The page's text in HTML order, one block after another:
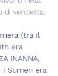
di vendetta.
(tra il
era
INANNA,
i Sumeri era